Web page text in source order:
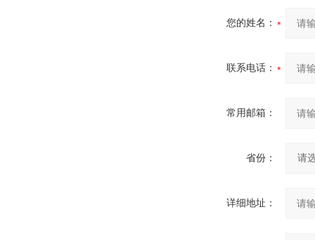
您的姓名：
联系电话：
常用邮箱：
省份：
详细地址：